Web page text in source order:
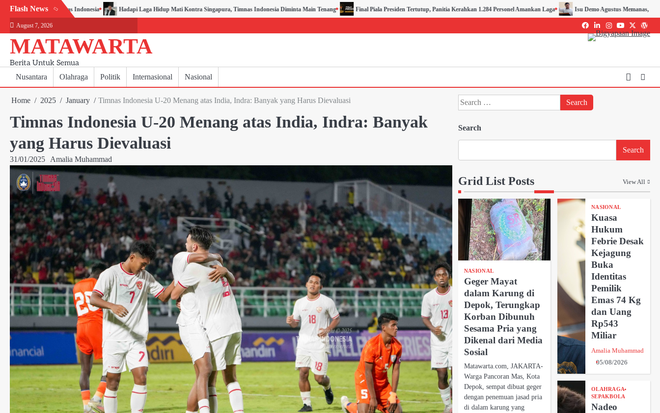
Skip
content
Flash News
Indonesia Hadapi Laga Hidup Mati Kontra Singapura, Timnas Indonesia Diminta Main Tenang Final Piala Presiden Tertutup, Panitia Kerahkan 1.284 Personel Amankan Laga Isu Demo Agustus Memanas, Menko Polkam Pastikan
August 7, 2026 Facebook
LinkedInInstagram
youtube
Twitter
MATAWARTA
Berita Untuk Semua
Nusantara
Olahraga Politik Internasional Nasional
Home 2025 January Timnas Indonesia U-20 Menang atas India, Indra: Banyak yang Harus Dievaluasi
Timnas Indonesia U-20 Menang atas India, Indra: Banyak
yang Harus Dievaluasi
31/01/2025 Amalia Muhammad
Search
for:
Search
Search
Grid List Posts View All
NASIONAL
Geger Mayat
dalam Karung di
Depok, Terungkap
Korban Dibunuh
Sesama Pria yang
Dikenal dari Media
Sosial
Matawarta.com, JAKARTA-
Warga Pancoran Mas, Kota
Depok, sempat dibuat geger
dengan penemuan jasad pria
di dalam karung yang
NASIONAL
Kuasa
Hukum
Febrie Desak
Kejagung
Buka
Identitas
Pemilik
Emas 74 Kg
dan Uang
Rp543
Miliar
Amalia Muhammad
05/08/2026
OLAHRAGA
SEPAKBOLA
Nadeo